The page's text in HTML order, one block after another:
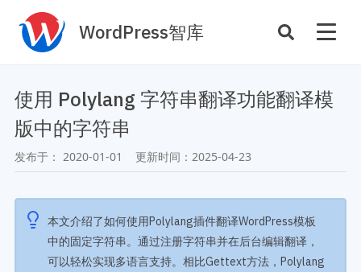
WordPress智库
主机托管 性能优化
SEO与全站运营
案例
主题案例
插件案例
商店
插件商店
使用 Polylang 字符串翻译功能翻译模
版中的字符串
发布于： 2020-01-01 更新时间： 2025-04-23
本文介绍了如何使用Polylang插件翻译WordPress模板
中的固定字符串。通过注册字符串并在后台编辑翻译，
可以轻松实现多语言支持。相比Gettext方法，Polylang